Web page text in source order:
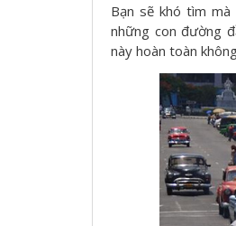
Bạn sẽ khó tìm
những con đường
này hoàn toàn